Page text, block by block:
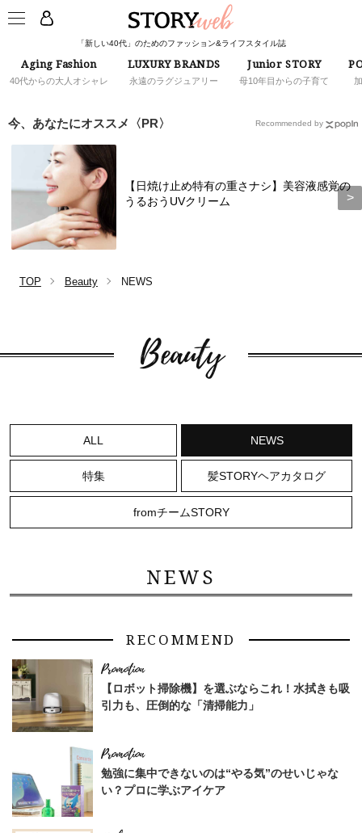
「新しい40代」のためのファッション&ライフスタイル誌
Aging Fashion
40代からの大人オシャレ
LUXURY BRANDS
永遠のラグジュアリー
Junior STORY
母10年目からの子育て
ママとパパに贈る「ジェンダーレ
今、あなたにオススメ〈PR〉
【日焼け止め特有の重さナシ】美容液感覚の
うるおうUVクリーム
Recommended by
TOP Beauty NEWS
Beauty
ALL NEWS
特集 髪STORYヘアカタログ
fromチームSTORY
NEWS
RECOMMEND
【ロボット掃除機】を選ぶならこれ！水拭きも吸
引力も、圧倒的な「清掃能力」
勉強に集中できないのは“やる気”のせいじゃな
い？プロに学ぶアイケア